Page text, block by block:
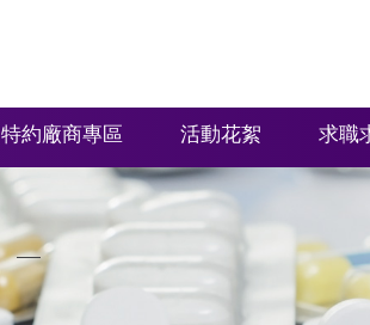
特約廠商專區 活動花絮 求職